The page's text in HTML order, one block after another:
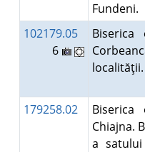
Fundeni.
102179.05
6
localităţii.
179258.02
Chiajna.
a